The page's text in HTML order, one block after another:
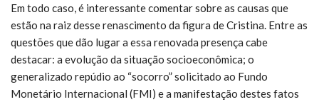
Em todo caso, é interessante comentar sobre as causas que
estão na raiz desse renascimento da figura de Cristina. Entre as
questões que dão lugar a essa renovada presença cabe
destacar: a evolução da situação socioeconômica; o
generalizado repúdio ao “socorro” solicitado ao Fundo
Monetário Internacional (FMI) e a manifestação destes fatos